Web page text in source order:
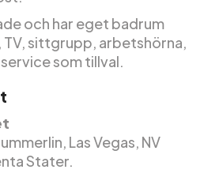
och har eget badrum
sittgrupp, arbetshörna,
som tillval.
Las Vegas, NV
Stater.